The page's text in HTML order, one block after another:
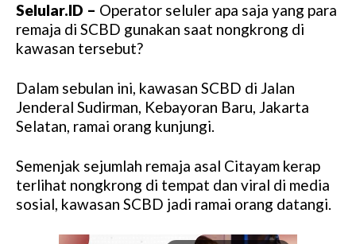
Selular.ID – Operator seluler apa saja yang para
remaja di SCBD gunakan saat nongkrong di
kawasan tersebut?
Dalam sebulan ini, kawasan SCBD di Jalan
Jenderal Sudirman, Kebayoran Baru, Jakarta
Selatan, ramai orang kunjungi.
Semenjak sejumlah remaja asal Citayam kerap
terlihat nongkrong di tempat dan viral di media
sosial, kawasan SCBD jadi ramai orang datangi.